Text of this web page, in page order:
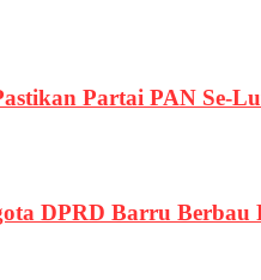
Partai PAN Se-
DPRD Barru